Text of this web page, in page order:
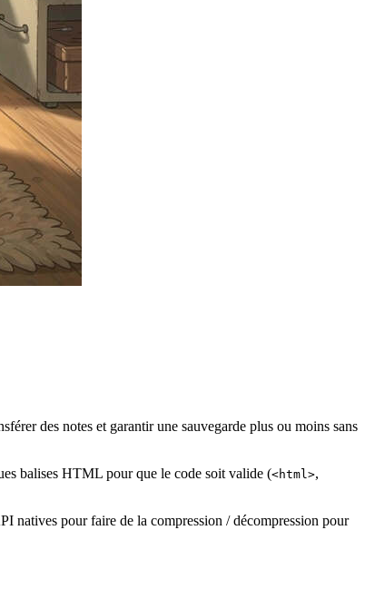
des notes et garantir une sauvegarde plus ou moins sans
balises HTML pour que le code soit valide (<html>,
natives pour faire de la compression / décompression pour